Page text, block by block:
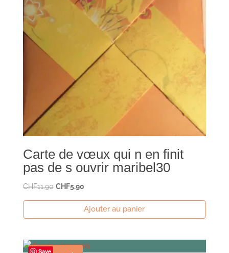
Carte de vœux qui n en finit
pas de s ouvrir maribel30
CHF11.90 Le
était :
CHF5.90Le
actuel
est :
Ajouter au panier
Save